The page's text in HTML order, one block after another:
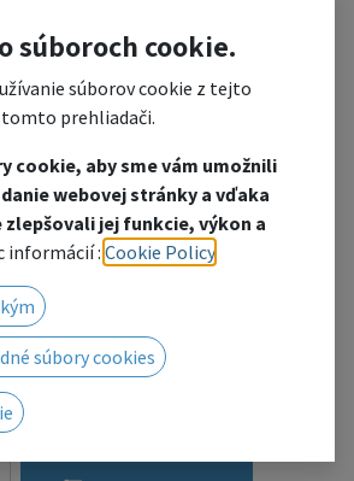
2-step
súboroch cookie.
súborov cookie z tejto
prehliadači.
cookie, aby sme vám umožnili
webovej stránky a vďaka
jej funkcie, výkon a
informácií : Cookie Policy
súbory cookies